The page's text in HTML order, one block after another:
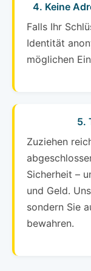
4. Keine
Falls Ihr
Identität
möglichen
5.
Zuziehen
Sicherheit –
und Geld.
sondern Sie
bewahren.